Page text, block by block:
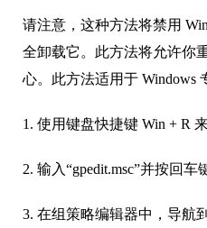
请注意，这种方法将禁用
全卸载它。此方法将允许你
心。此方法适用于 Windows
1. 使用键盘快捷键 Win + R
2. 输入“gpedit.msc”并按回车
3. 在组策略编辑器中，导航